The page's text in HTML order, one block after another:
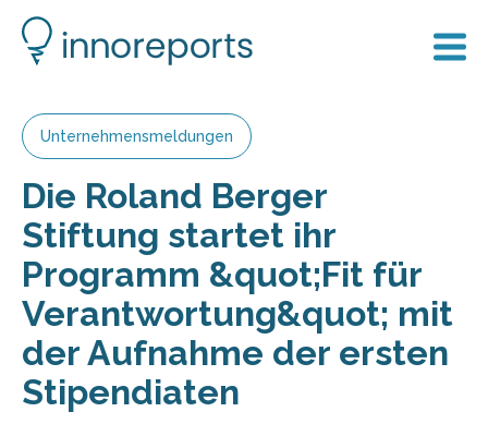
Unternehmensmeldungen
Die Roland Berger
Stiftung startet ihr
Programm &quot;Fit für
Verantwortung&quot; mit
der Aufnahme der ersten
Stipendiaten